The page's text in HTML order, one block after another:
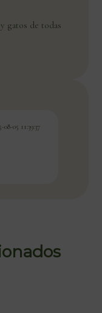
gatos de todas
08-05 11:39:37